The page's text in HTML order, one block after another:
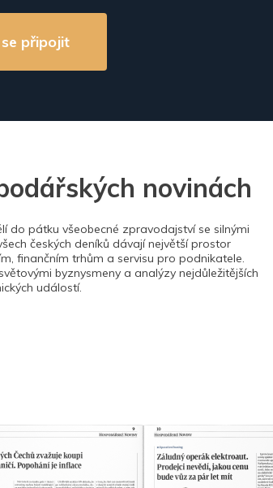
se připojit
novinách
do pátku všeobecné zpravodajství se silnými
českých deníků dávají největší prostor
finančním trhům a servisu pro podnikatele.
byznysmeny a analýzy nejdůležitějších
událostí.